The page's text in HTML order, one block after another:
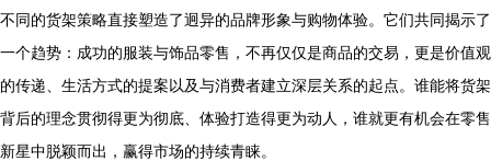
不同的货架策略直接塑造了迥异的品牌形象与购物体验。它们共同揭示了
一个趋势：成功的服装与饰品零售，不再仅仅是商品的交易，更是价值观
的传递、生活方式的提案以及与消费者建立深层关系的起点。谁能将货架
背后的理念贯彻得更为彻底、体验打造得更为动人，谁就更有机会在零售
新星中脱颖而出，赢得市场的持续青睐。